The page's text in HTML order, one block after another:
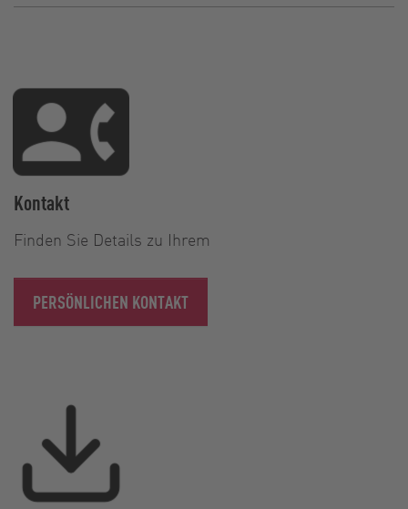
Kontakt
Finden Sie Details zu Ihrem
PERSÖNLICHEN KONTAKT